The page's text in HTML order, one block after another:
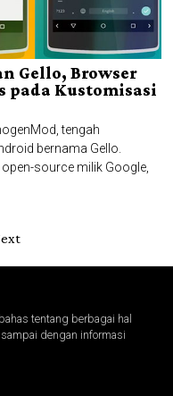
Gello, Browser
pada Kustomisasi
tengah
bernama Gello.
source milik Google,
tentang berbagai hal
dengan informasi